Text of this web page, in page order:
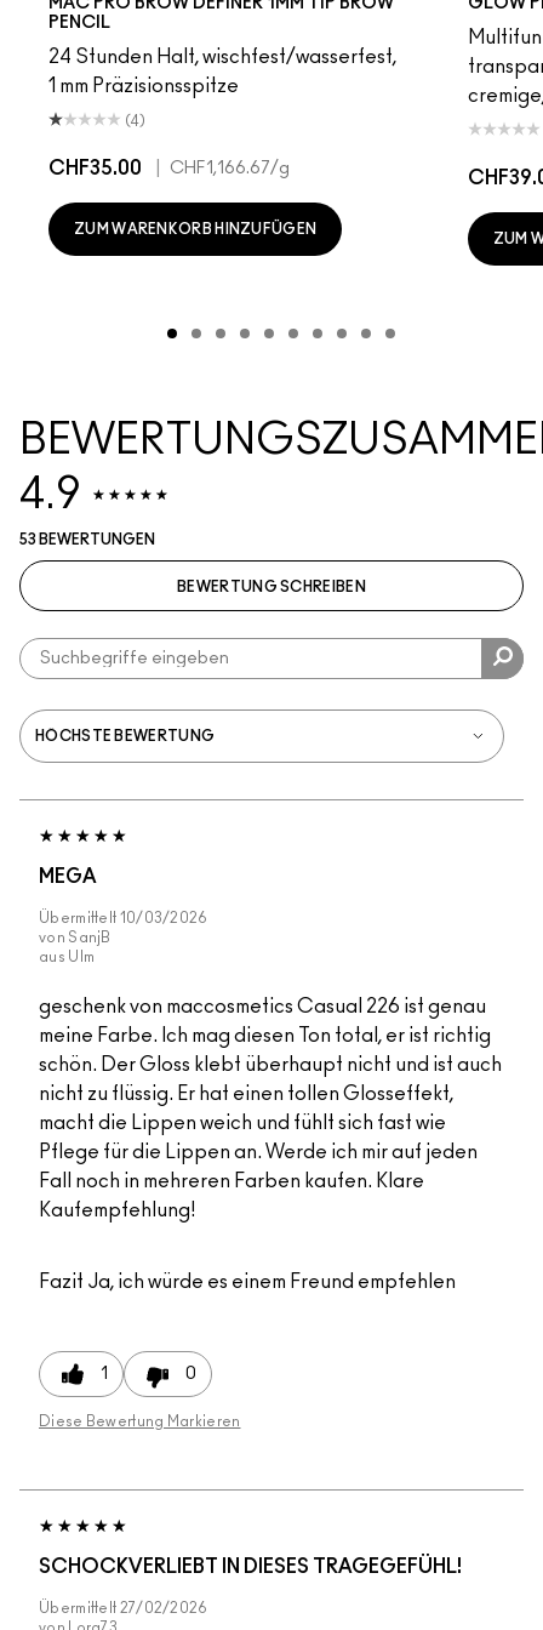
PENCIL
24 Stunden Halt, wischfest/wasserfest,
1 mm Präzisionsspitze
(4)
CHF35.00 CHF1,166.67/g
ZUM WARENKORB HINZUFÜGEN
ZUM
4.9
53 BEWERTUNGEN
BEWERTUNG SCHREIBEN
MEGA
Übermittelt 10/03/2026
von SanjB
aus Ulm
geschenk von maccosmetics Casual 226 ist genau
meine Farbe. Ich mag diesen Ton total, er ist richtig
schön. Der Gloss klebt überhaupt nicht und ist auch
nicht zu flüssig. Er hat einen tollen Glosseffekt,
macht die Lippen weich und fühlt sich fast wie
Pflege für die Lippen an. Werde ich mir auf jeden
Fall noch in mehreren Farben kaufen. Klare
Kaufempfehlung!
Fazit Ja, ich würde es einem Freund empfehlen
1 0
Diese Bewertung Markieren
SCHOCKVERLIEBT IN DIESES TRAGEGEFÜHL!
Übermittelt 27/02/2026
von
Lora73